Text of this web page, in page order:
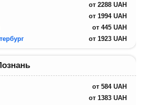
от 2288 UAH
от 1994 UAH
от 445 UAH
от 1923 UAH
от 584 UAH
от 1383 UAH